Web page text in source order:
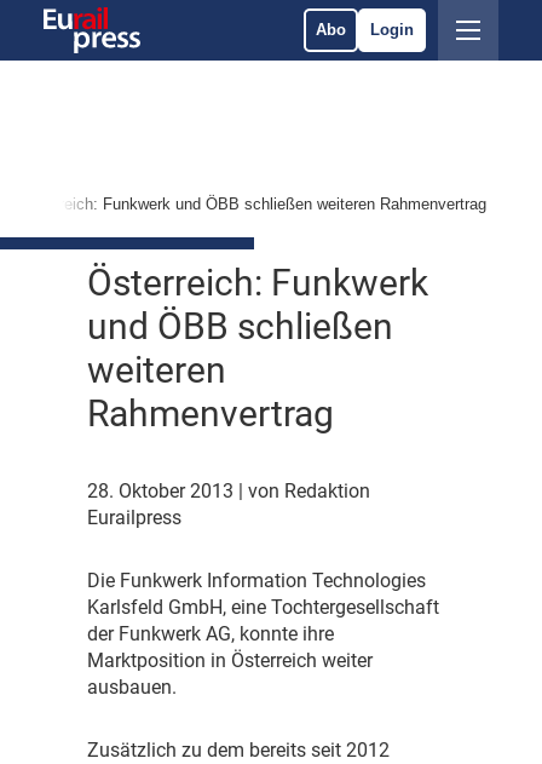
Abo Login
Österreich: Funkwerk und ÖBB schließen weiteren Rahmenvertrag
Österreich: Funkwerk
und ÖBB schließen
weiteren
Rahmenvertrag
28. Oktober 2013
| von Redaktion
Eurailpress
Die Funkwerk Information Technologies
Karlsfeld GmbH, eine Tochtergesellschaft
der Funkwerk AG, konnte ihre
Marktposition in Österreich weiter
ausbauen.
Zusätzlich zu dem bereits seit 2012